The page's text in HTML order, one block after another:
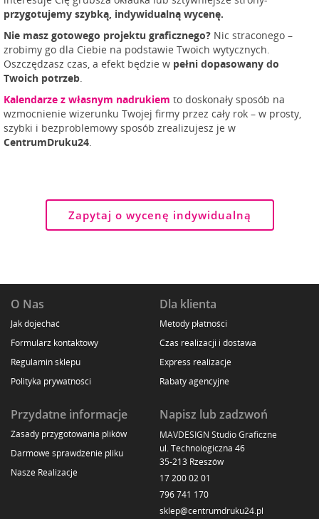
przygotujemy szybką, indywidualną wycenę.
Nie masz gotowego projektu graficznego? Nic straconego –
zrobimy go dla Ciebie na podstawie Twoich wytycznych.
Oszczędzasz czas, a efekt będzie w pełni dopasowany do
Twoich potrzeb.
Kalendarze z własnym nadrukiem to doskonały sposób na
wzmocnienie wizerunku Twojej firmy przez cały rok – w prosty,
szybki i bezproblemowy sposób zrealizujesz je w
CentrumDruku24.
Zapytaj o wycenę indywidualną
O Nas
Jak dojechać
Formularz kontaktowy
Regulamin sklepu
Polityka prywatności
Dla klienta
Metody płatności
Czas realizacji i dostawa
Express realizacje
Rabaty agencyjne
Przydatne informacje
Zasady przygotowania plików
Darmowe sprawdzenie pliku
Nasze Realizacje
Napisz lub zadzwoń
MAVDESIGN Studio Graficzne
ul. Technologiczna 46
35-213 Rzeszów
17 200 02 01
796 741 170
sklep@centrumdruku24.pl